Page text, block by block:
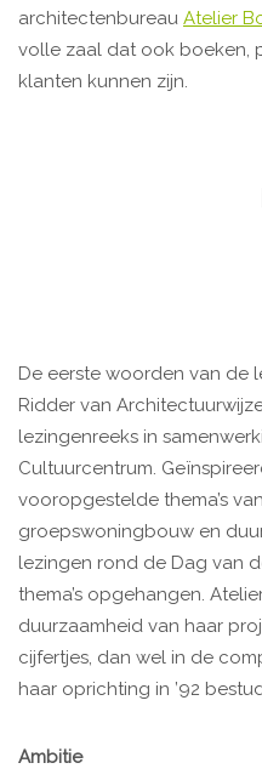
architectenbureau Atelier
volle zaal dat ook boeken,
klanten kunnen zijn.
De eerste woorden van de
Ridder van
lezingenreeks in
Cultuurcentrum.
vooropgestelde thema’s
groepswoningbouw en
lezingen rond de Dag van
thema’s opgehangen.
duurzaamheid van haar
cijfertjes, dan wel in de
haar oprichting in ’92
Ambitie